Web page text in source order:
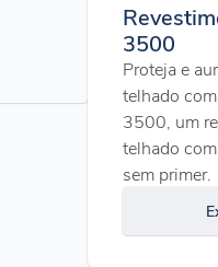
3500
Proteja e
telhado
3500, um
telhado
sem primer.